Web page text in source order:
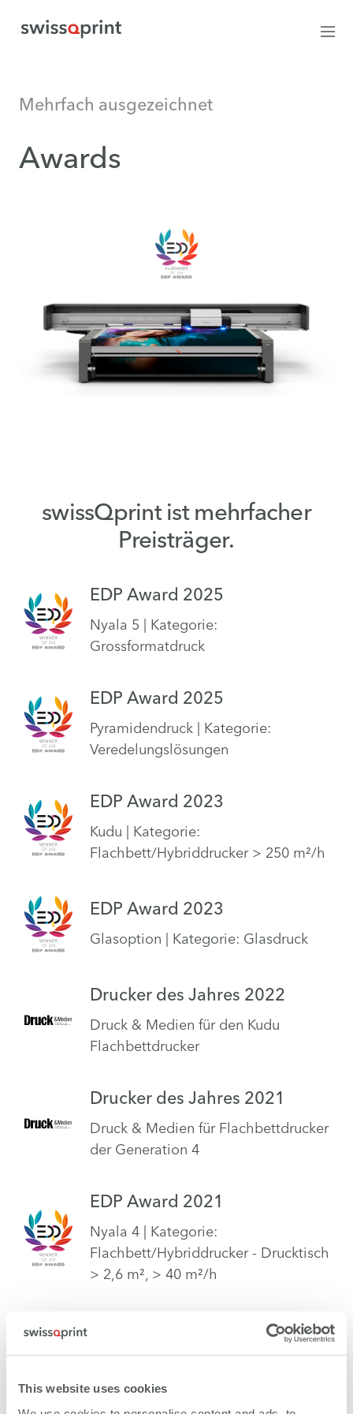
This website uses cookies
Mehrfach ausgezeichnet
Awards
swissQprint ist mehrfacher
Preisträger.
EDP Award 2025
Nyala 5 | Kategorie:
Grossformatdruck
EDP Award 2025
Pyramidendruck | Kategorie:
Veredelungslösungen
EDP Award 2023
Kudu | Kategorie:
Flachbett/Hybriddrucker > 250 m²/h
EDP Award 2023
Glasoption | Kategorie: Glasdruck
Drucker des Jahres 2022
Druck & Medien für den Kudu
Flachbettdrucker
Drucker des Jahres 2021
Druck & Medien für Flachbettdrucker
der Generation 4
EDP Award 2021
Nyala 4 | Kategorie:
Flachbett/Hybriddrucker - Drucktisch
> 2,6 m², > 40 m²/h
Neon-Tinten | Kategorie: Tinten &